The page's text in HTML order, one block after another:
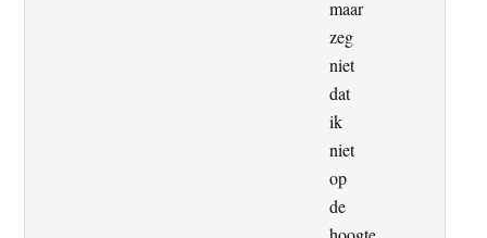
maar
zeg
niet
dat
ik
niet
op
de